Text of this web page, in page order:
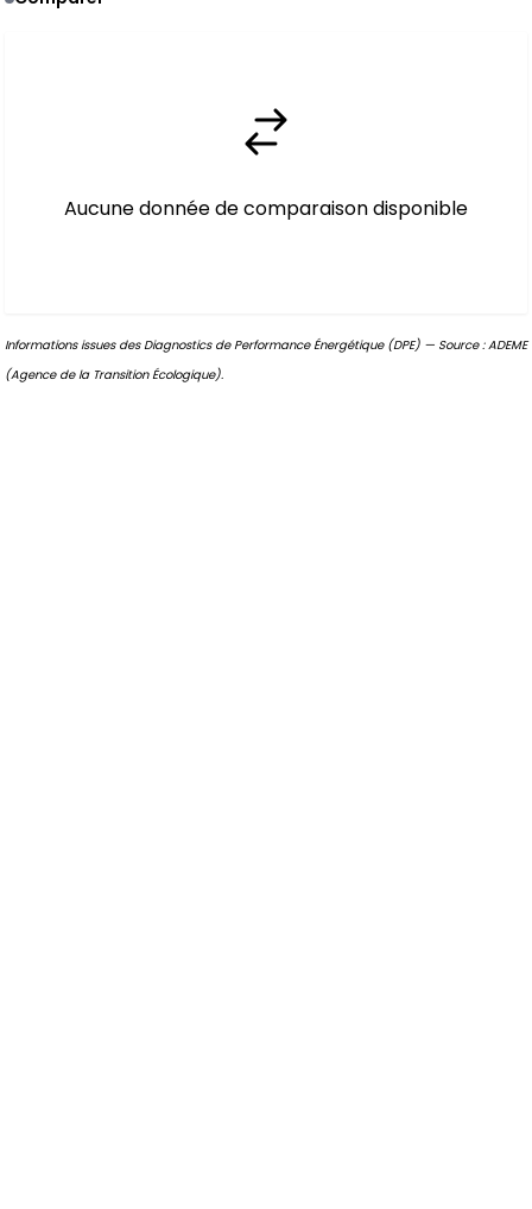
Aucune donnée de comparaison disponible
Informations issues des Diagnostics de Performance Énergétique (DPE) — Source : ADEME
(Agence de la Transition Écologique).